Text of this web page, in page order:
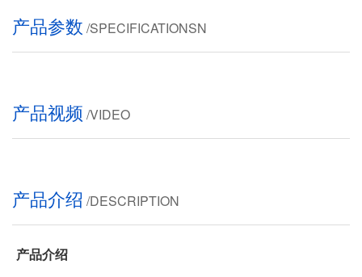
产品参数 /SPECIFICATIONSN
产品视频 /VIDEO
产品介绍 /DESCRIPTION
产品介绍